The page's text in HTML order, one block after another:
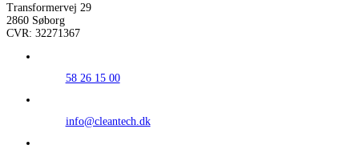
Transformervej 29
2860 Søborg
CVR: 32271367
58 26 15 00
info@cleantech.dk